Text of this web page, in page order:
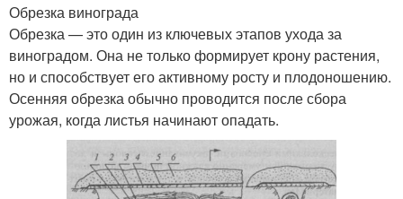
Обрезка винограда
Обрезка — это один из ключевых этапов ухода за
виноградом. Она не только формирует крону растения,
но и способствует его активному росту и плодоношению.
Осенняя обрезка обычно проводится после сбора
урожая, когда листья начинают опадать.